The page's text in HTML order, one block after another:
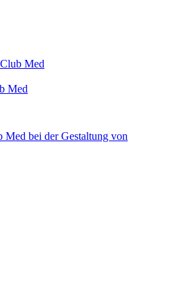
Med
Med
bei der Gestaltung von